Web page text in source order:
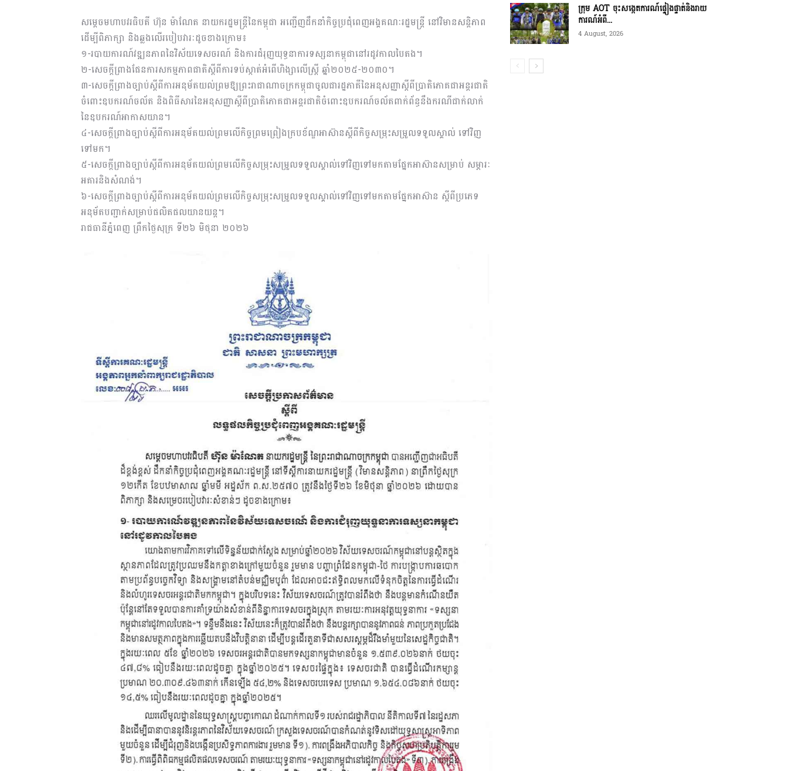
សម្តេចមហាបវរធិបតី ហ៊ុន ម៉ាណែត នាយករដ្ឋមន្ត្រីនៃកម្ពុជា អញ្ជើញដឹកនាំកិច្ចប្រជុំពេញអង្គគណៈរដ្ឋមន្ត្រី នៅវិមានសន្តិភាព
ដើម្បីពិភាក្សា និងឆ្លងលើរបៀបវារៈដូចខាងក្រោម៖
១-របាយការណ៍វឌ្ឍនភាពនៃវិស័យទេសចរណ៍ និងការជំរុញយុទ្ធនាការទស្សនាកម្ពុជានៅរដូវកាលបៃតង។
២-សេចក្តីព្រាងផែនការសកម្មភាពជាតិស្តីពីការទប់ស្កាត់អំពើហិង្សាលើស្ត្រី ឆ្នាំ២០២៥-២០៣០។
៣-សេចក្តីព្រាងច្បាប់ស្តីពីការអនុម័តយល់ព្រមឱ្យព្រះរាជាណាចក្រកម្ពុជាចូលជារដ្ឋភាគីនៃអនុសញ្ញាស្តីពីប្រាតិភោគជាអន្តរជាតិ
ចំពោះឧបករណ៍ចល័ត និងពិធីសារនៃអនុសញ្ញាស្តីពីប្រាតិភោគជាអន្តរជាតិចំពោះឧបករណ៍ចល័តពាក់ព័ន្ធនឹងករណីជាក់លាក់
នៃឧបករណ៍អាកាសយាន។
៤-សេចក្តីព្រាងច្បាប់ស្តីពីការអនុម័តយល់ព្រមលើកិច្ចព្រមព្រៀងក្របខ័ណ្ឌអាស៊ានស្តីពីកិច្ចសម្រុះសម្រួលទទួលស្គាល់ ទៅវិញ
ទៅមក។
៥-សេចក្តីព្រាងច្បាប់ស្តីពីការអនុម័តយល់ព្រមលើកិច្ចសម្រុះសម្រួលទទួលស្គាល់ទៅវិញទៅមកតាមផ្នែកអាស៊ានសម្រាប់ សម្ភារៈ
អគារនិងសំណង់។
៦-សេចក្តីព្រាងច្បាប់ស្តីពីការអនុម័តយល់ព្រមលើកិច្ចសម្រុះសម្រួលទទួលស្គាល់ទៅវិញទៅមកតាមផ្នែកអាស៊ាន ស្តីពីប្រភេទ
អនុម័តបញ្ជាក់សម្រាប់ផលិតផលយានយន្ត។
រាជធានីភ្នំពេញ ព្រឹកថ្ងៃសុក្រ ទី២៦ មិថុនា ២០២៦
ក្រុម AOT ចុះសង្កេតការណ៍ផ្ទៀងផ្ទាត់និងរាយ
ការណ៍អំពី...
4 August, 2026